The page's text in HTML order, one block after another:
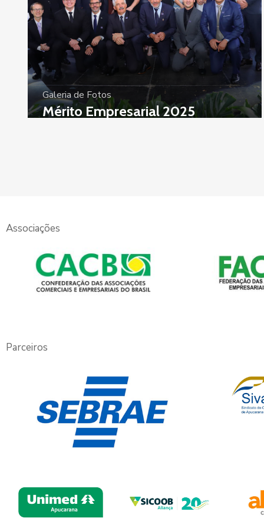
Galeria de Fotos
Mérito Empresarial 2025
Associações
Parceiros